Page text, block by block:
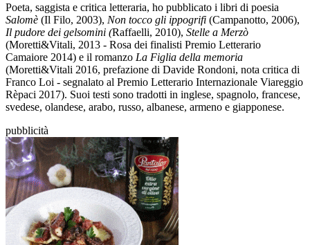
Poeta, saggista e critica letteraria, ho pubblicato i libri di poesia
Salomè (Il Filo, 2003), Non tocco gli ippogrifi (Campanotto, 2006),
Il pudore dei gelsomini (Raffaelli, 2010), Stelle a Merzò
(Moretti&Vitali, 2013 - Rosa dei finalisti Premio Letterario
Camaiore 2014) e il romanzo La Figlia della memoria
(Moretti&Vitali 2016, prefazione di Davide Rondoni, nota critica di
Franco Loi - segnalato al Premio Letterario Internazionale Viareggio
Rèpaci 2017). Suoi testi sono tradotti in inglese, spagnolo, francese,
svedese, olandese, arabo, russo, albanese, armeno e giapponese.
pubblicità